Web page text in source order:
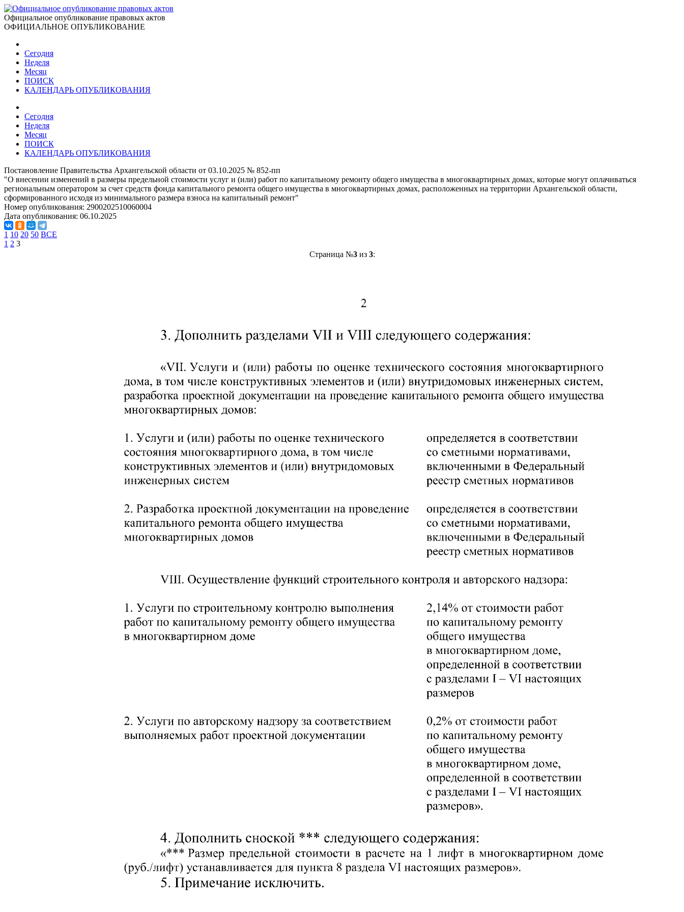
Официальное опубликование правовых актов
ОФИЦИАЛЬНОЕ ОПУБЛИКОВАНИЕ
Сегодня
Неделя
Месяц
ПОИСК
КАЛЕНДАРЬ ОПУБЛИКОВАНИЯ
Сегодня
Неделя
Месяц
ПОИСК
КАЛЕНДАРЬ ОПУБЛИКОВАНИЯ
Постановление Правительства Архангельской области от 03.10.2025 № 852-пп
"О внесении изменений в размеры предельной стоимости услуг и (или) работ по капитальному ремонту общего имущества в многоквартирных домах, которые могут оплачиваться
региональным оператором за счет средств фонда капитального ремонта общего имущества в многоквартирных домах, расположенных на территории Архангельской области,
сформированного исходя из минимального размера взноса на капитальный ремонт"
Номер опубликования: 2900202510060004
Дата опубликования: 06.10.2025
1 10 20 50 ВСЕ
1 2 3
Страница №3из 3: